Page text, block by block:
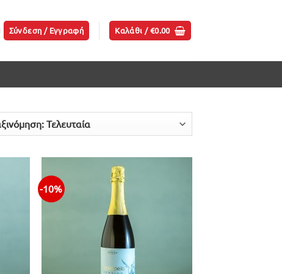
Σύνδεση / Εγγραφή Καλάθι /€0.00
-10%